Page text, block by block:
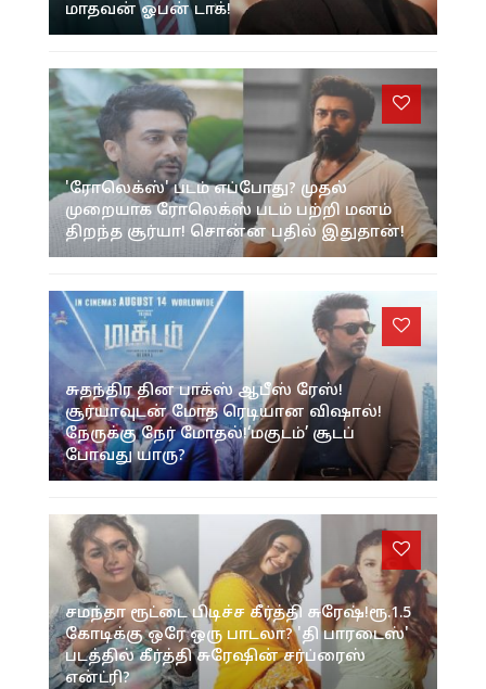
மாதவன் ஓபன் டாக்!
'ரோலெக்ஸ்' படம் எப்போது? முதல்
முறையாக ரோலெக்ஸ் படம் பற்றி மனம்
திறந்த சூர்யா! சொன்ன பதில் இதுதான்!
சுதந்திர தின பாக்ஸ் ஆபீஸ் ரேஸ்!
சூர்யாவுடன் மோத ரெடியான விஷால்!
நேருக்கு நேர் மோதல்!‘மகுடம்’ சூடப்
போவது யாரு?
சமந்தா ரூட்டை பிடிச்ச கீர்த்தி சுரேஷ்!ரூ.1.5
கோடிக்கு ஒரே ஒரு பாடலா? 'தி பாரடைஸ்'
படத்தில் கீர்த்தி சுரேஷின் சர்ப்ரைஸ்
என்ட்ரி?